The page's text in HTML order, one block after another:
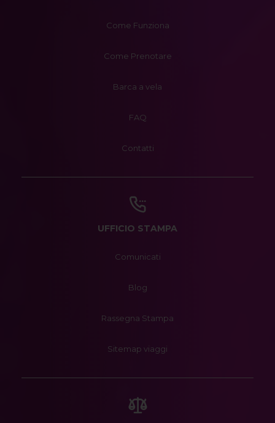
Come Funziona
Come Prenotare
Barca a vela
FAQ
Contatti
UFFICIO STAMPA
Comunicati
Blog
Rassegna Stampa
Sitemap viaggi